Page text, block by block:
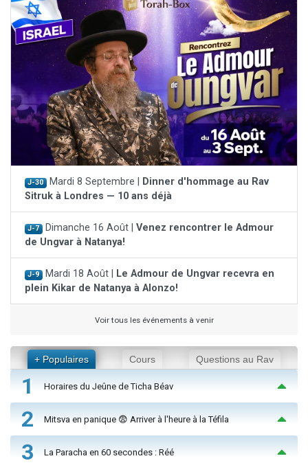
J-30 Mardi 8 Septembre | Dinner d'hommage au Rav
Sitruk à Londres — 10 ans déjà
J-7 Dimanche 16 Août | Venez rencontrer le Admour
de Ungvar à Natanya!
J-9 Mardi 18 Août | Le Admour de Ungvar recevra en
plein Kikar de Natanya à Alonzo!
Voir tous les événements à venir
+ Populaires Cours Questions au Rav
1 Horaires du Jeûne de Ticha Béav
2 Mitsva en panique 😨 Arriver à l'heure à la Téfila
3 La Paracha en 60 secondes : Réé